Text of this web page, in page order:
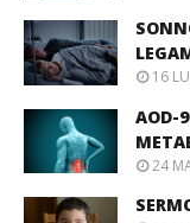
16
AOD-
24